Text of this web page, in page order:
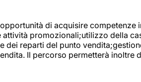
di acquisire competenze
promozionali;utilizzo della
reparti del punto
Il percorso permetterà inoltre